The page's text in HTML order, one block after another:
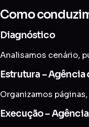
Como
Diagnóstico
Analisamos cenário,
Estrutura –
Organizamos
Execução –